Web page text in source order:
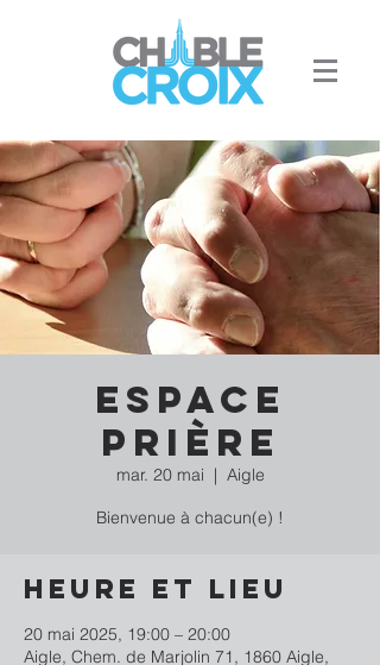
Espace
Prière
mar. 20 mai
  |
Aigle
Bienvenue à chacun(e) !
Heure et lieu
20 mai 2025, 19:00 – 20:00
Aigle, Chem. de Marjolin 71, 1860 Aigle,